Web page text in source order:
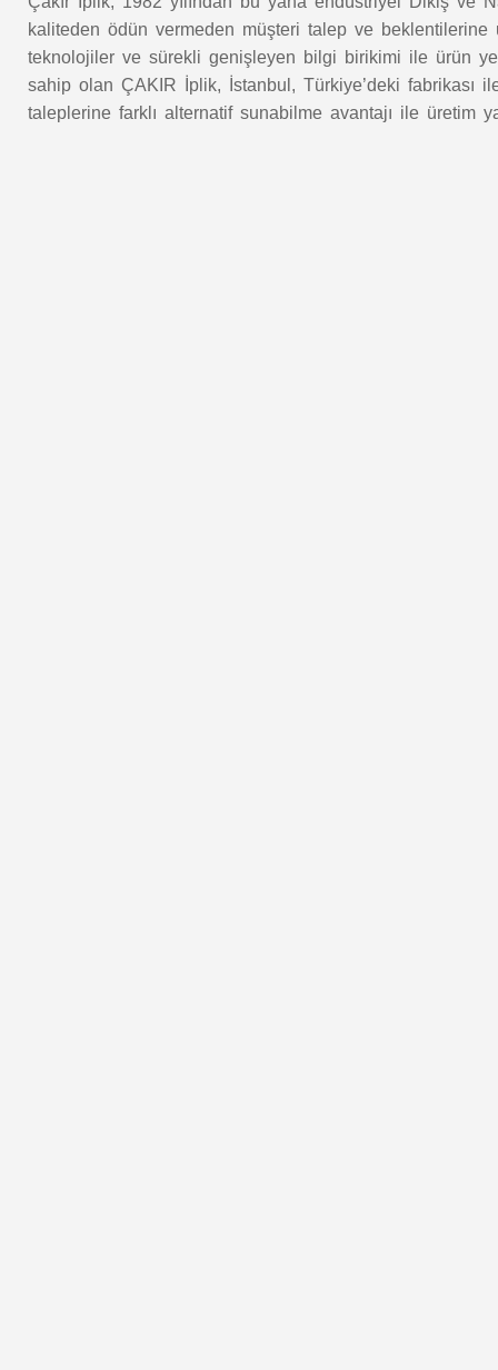
kaliteden ödün vermeden müşteri talep ve
teknolojiler ve sürekli genişleyen bilgi birikimi ile ürün
sahip olan ÇAKIR İplik, İstanbul, Türkiye’deki fabrikası
taleplerine farklı alternatif sunabilme avantajı ile üretim